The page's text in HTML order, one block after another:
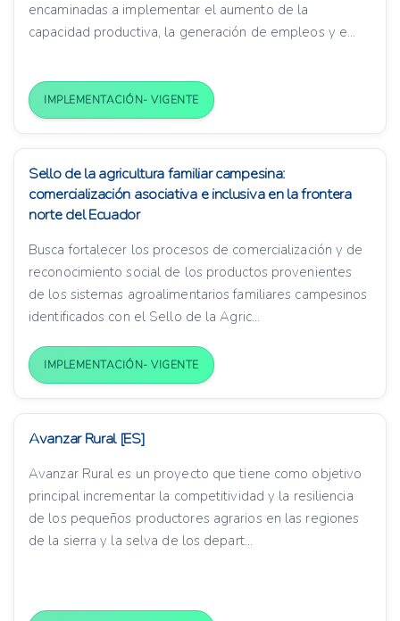
encaminadas a implementar el aumento de la
capacidad productiva, la generación de empleos y e...
IMPLEMENTACIÓN- VIGENTE
Sello de la agricultura familiar campesina:
comercialización asociativa e inclusiva en la frontera
norte del Ecuador
Busca fortalecer los procesos de comercialización y de
reconocimiento social de los productos provenientes
de los sistemas agroalimentarios familiares campesinos
identificados con el Sello de la Agric...
IMPLEMENTACIÓN- VIGENTE
Avanzar Rural [ES]
Avanzar Rural es un proyecto que tiene como objetivo
principal incrementar la competitividad y la resiliencia
de los pequeños productores agrarios en las regiones
de la sierra y la selva de los depart...